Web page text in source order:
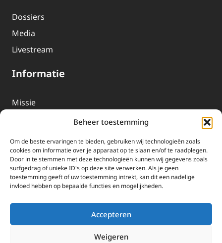
Beheer toestemming
Om de beste ervaringen te bieden, gebruiken wij technologieën zoals
cookies om informatie over je apparaat op te slaan en/of te raadplegen.
Door in te stemmen met deze technologieën kunnen wij gegevens zoals
surfgedrag of unieke ID's op deze site verwerken. Als je geen
toestemming geeft of uw toestemming intrekt, kan dit een nadelige
invloed hebben op bepaalde functies en mogelijkheden.
Accepteren
Weigeren
Dossiers
Media
Livestream
Informatie
Missie
EWTN-Team
Organisatiegegevens
Doneren
EWTN wordt uitsluitend gefinancierd door uw donaties.
Wij ontvangen bewust geen advertentie-inkomsten of